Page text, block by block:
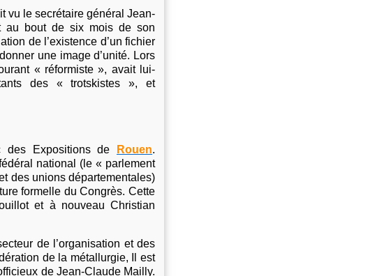
vu le secrétaire général Jean-
au bout de six mois de son
de l’existence d’un fichier
une image d’unité. Lors
« réformiste », avait lui-
des « trotskistes », et
des Expositions de Rouen.
national (le « parlement
des unions départementales)
formelle du Congrès. Cette
et à nouveau Christian
de l’organisation et des
de la métallurgie, Il est
de Jean-Claude Mailly.